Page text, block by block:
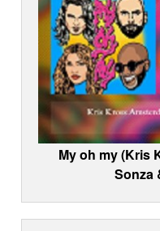
My oh my (Kris
Sonza